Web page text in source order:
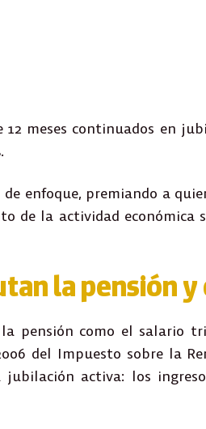
meses continuados en
enfoque, premiando a
de la actividad económica
la pensión y
pensión como el salario
del Impuesto sobre la
activa: los